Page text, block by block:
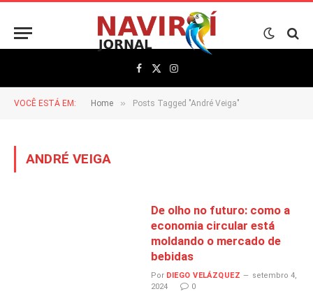
Facebook
X
(Twitter)
Instagram
VOCÊ ESTÁ EM: Home » Posts Tagged "André Veiga"
ANDRÉ VEIGA
De olho no futuro: como a
economia circular está
moldando o mercado de
bebidas
Por DIEGO VELÁZQUEZ
setembro 4,
2024
0